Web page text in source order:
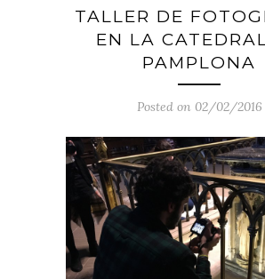
TALLER DE
EN LA
PAMPLONA
Posted on 02/02/2016